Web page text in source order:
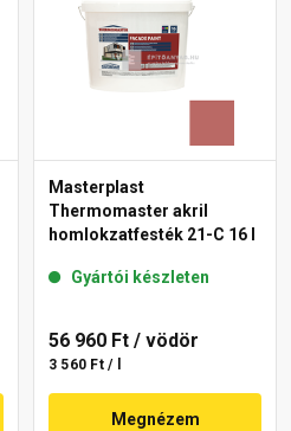
Masterplast
Thermomaster akril
homlokzatfesték 21-C 16 l
Gyártói készleten
56 960 Ft / vödör
3 560 Ft / l
Megnézem